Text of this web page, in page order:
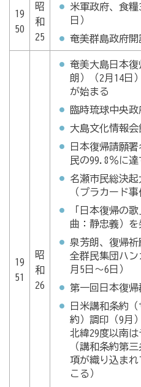
19
50
昭
和
25
米軍政府、食糧
日）
奄美群島政府開
19
51
昭
和
26
奄美大島日本
朗）（2月14日
が始まる
臨時琉球中央政
大島文化情報会
日本復帰請願
民の99.8％に達
名瀬市民総決
（プラカード
「日本復帰の
曲：静忠義）を
泉芳朗、復帰祈
全群民集団ハン
月5日～6日）
第一回日本復帰
日米講和条約
約）調印（9月）
北緯29度以南
（講和条約第
項が織り込ま
こる）